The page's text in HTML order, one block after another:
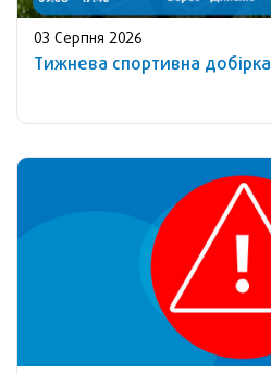
03 Серпня 2026
Тижнева спортивна добірка